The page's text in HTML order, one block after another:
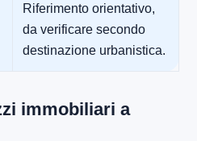
Riferimento orientativo,
da verificare secondo
destinazione urbanistica.
immobiliari a